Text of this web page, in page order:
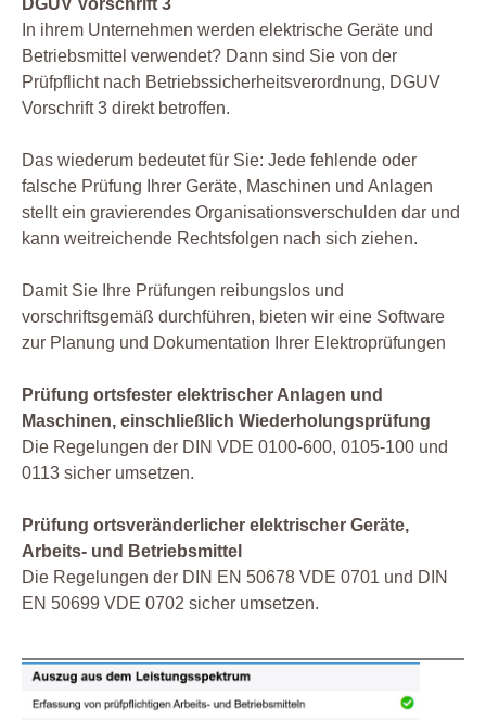
DGUV Vorschrift 3
In ihrem Unternehmen werden elektrische Geräte und
Betriebsmittel verwendet? Dann sind Sie von der
Prüfpflicht nach Betriebssicherheitsverordnung, DGUV
Vorschrift 3 direkt betroffen.
Das wiederum bedeutet für Sie: Jede fehlende oder
falsche Prüfung Ihrer Geräte, Maschinen und Anlagen
stellt ein gravierendes Organisationsverschulden dar und
kann weitreichende Rechtsfolgen nach sich ziehen.
Damit Sie Ihre Prüfungen reibungslos und
vorschriftsgemäß durchführen, bieten wir eine Software
zur Planung und Dokumentation Ihrer Elektroprüfungen
Prüfung ortsfester elektrischer Anlagen und
Maschinen, einschließlich Wiederholungsprüfung
Die Regelungen der DIN VDE 0100-600, 0105-100 und
0113 sicher umsetzen.
Prüfung ortsveränderlicher elektrischer Geräte,
Arbeits- und Betriebsmittel
Die Regelungen der DIN EN 50678 VDE 0701 und DIN
EN 50699 VDE 0702 sicher umsetzen.